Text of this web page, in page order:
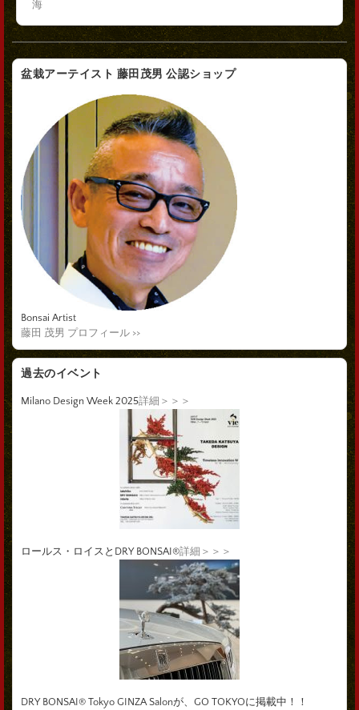
海
盆栽アーテイスト 藤田茂男 公認ショップ
Bonsai Artist
藤田 茂男 プロフィール >>
過去のイベント
Milano Design Week 2025詳細＞＞＞
ロールス・ロイスとDRY BONSAI®詳細＞＞＞
DRY BONSAI® Tokyo GINZA Salonが、GO TOKYOに掲載中！！